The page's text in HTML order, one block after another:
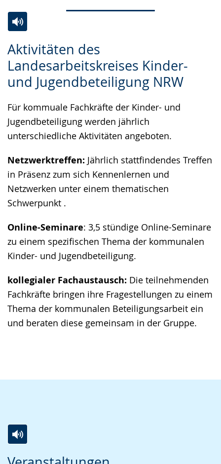
Aktivitäten des
Landesarbeitskreises Kinder-
und Jugendbeteiligung NRW
Für kommuale Fachkräfte der Kinder- und
Jugendbeteiligung werden jährlich
unterschiedliche Aktivitäten angeboten.
Netzwerktreffen: Jährlich stattfindendes Treffen
in Präsenz zum sich Kennenlernen und
Netzwerken unter einem thematischen
Schwerpunkt .
Online-Seminare: 3,5 stündige Online-Seminare
zu einem spezifischen Thema der kommunalen
Kinder- und Jugendbeteiligung.
kollegialer Fachaustausch: Die teilnehmenden
Fachkräfte bringen ihre Fragestellungen zu einem
Thema der kommunalen Beteiligungsarbeit ein
und beraten diese gemeinsam in der Gruppe.
Leichten
Sprache
wechseln.
Audio-
Unterstützung.
Video
in
Deutscher
wird
angezeigt.